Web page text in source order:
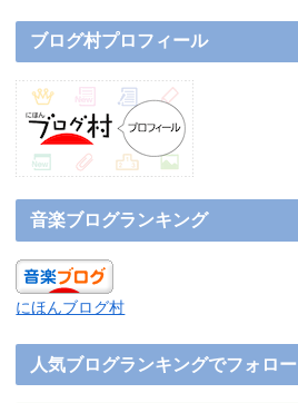
ブログ村プロフィール
音楽ブログランキング
にほんブログ村
人気ブログランキングでフォロー